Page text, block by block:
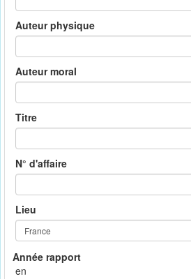
Auteur physique
Auteur moral
Titre
N° d'affaire
Lieu
en